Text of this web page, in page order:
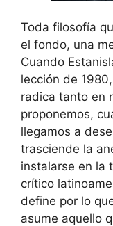
Toda filosofía
el fondo, una
Cuando
lección de
radica tanto en
proponemos,
llegamos a
trasciende la
instalarse en la
crítico
define por lo
asume aquello